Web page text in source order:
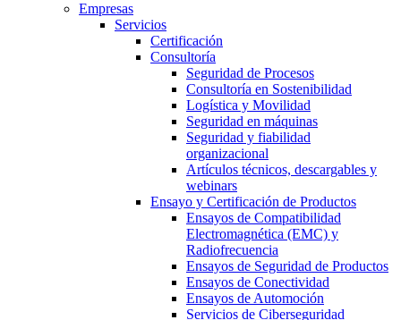
Empresas
Servicios
Certificación
Consultoría
Seguridad de Procesos
Consultoría en Sostenibilidad
Logística y Movilidad
Seguridad en máquinas
Seguridad y fiabilidad
organizacional
Artículos técnicos, descargables y
webinars
Ensayo y Certificación de Productos
Ensayos de Compatibilidad
Electromagnética (EMC) y
Radiofrecuencia
Ensayos de Seguridad de Productos
Ensayos de Conectividad
Ensayos de Automoción
Servicios de Ciberseguridad